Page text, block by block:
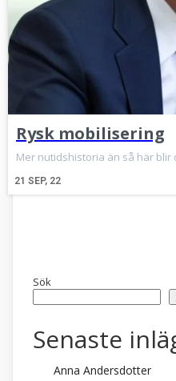
Rysk mobilisering
21 SEP, 22
Mer nutidshistoria än så här blir
Sök
Senaste
Anna Andersdotter